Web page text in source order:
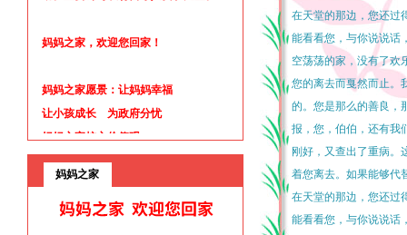
妈妈之家，欢迎您回家！
妈妈之家愿景：让妈妈幸福
让小孩成长 为政府分忧
妈妈之家核心价值观:
遵纪守法 与人为善
自助互助 自强不息
妈妈之家核心理念:
妈妈之家
在天堂的那边，您还过
能看看您，与你说说话
空荡荡的家，没有了欢
您的离去而戛然而止。
的。您是那么的善良，
报，您，伯伯，还有我
刚好，又查出了重病。
着您离去。如果能够代
在天堂的那边，您还过
能看看您，与你说说话